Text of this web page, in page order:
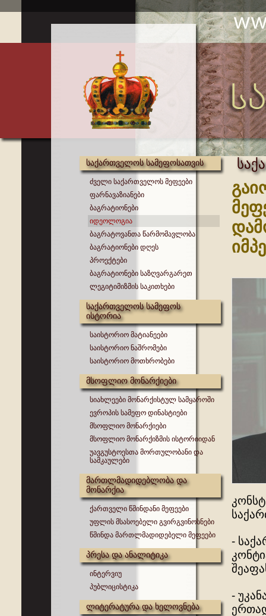
საქართველოს სამეფოსათვის
ძველი საქართველოს მეფეები
ფარნავაზიანები
ბაგრატიონები
იდეოლოგია
ბაგრატოვანთა წარმომავლობა
ბაგრატიონები დღეს
პროექტები
ბაგრატიონები საზღვარგარეთ
ლეგიტიმიზმის საკითხები
საქართველოს სამეფოს
ისტორია
საისტორიო მატიანეები
საისტორიო ნაშრომები
საისტორიო მოთხრობები
მსოფლიო მონარქიები
სიახლეები მონარქისტულ სამყაროში
ევროპის სამეფო დინასტიები
მსოფლიო მონარქიები
მსოფლიო მონარქიზმის ისტორიიდან
უავგუსტოესთა მორთულობანი და
სამკაულები
მართლმადიდებლობა და
მონარქია
ქართველი წმინდანი მეფეები
უფლის მსასოებელი გვირგვინოსნები
წმინდა მართლმადიდებელი მეფეები
პრესა და ანალიტიკა
ინტერვიუ
პუბლიცისტიკა
ლიტერატურა და ხელოვნება
-
-